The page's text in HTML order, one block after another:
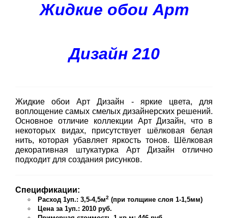
Жидкие обои Арт
Дизайн 210
Жидкие обои Арт Дизайн - яркие цвета, для
воплощение самых смелых дизайнерских решений.
Основное отличие коллекции Арт Дизайн, что в
некоторых видах, присутствует шёлковая белая
нить, которая убавляет яркость тонов. Шёлковая
декоративная штукатурка Арт Дизайн отлично
подходит для создания рисунков.
Спецификации:
Расход 1уп.: 3,5-4,5м2 (при толщине слоя 1-1,5мм)
Цена за 1уп.: 2010 руб.